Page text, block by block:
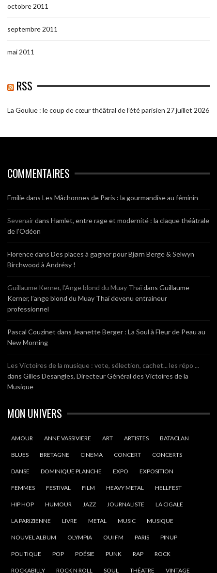
octobre 2011
septembre 2011
mai 2011
RSS
La Goulue : le coup de cœur théâtral de l’été parisien 27 juillet 2026
COMMENTAIRES
Emiliedans Les Mâchonnes de Paris : la gourmandise au féminin
Sevenairdans Hamlet, entre rage et modernité : la claque théâtrale
de l’Odéon
Florencedans Des places à gagner pour Bjørn Berge & Selwyn
Birchwood à Andrésy !
Guillaume Kerner, l’Ange blond du Muay Thaïdans Guillaume
Kerner, l’ange blond du Muay Thaï devenu entraineur
professionnel
Pascal Couzinet dans Jeanette Berger : La Soul à Fleur de Peau au
New Morning
Les Victoires de la musique : vote, sélection, cachet... les répo ...
dans Gilles Desangles, Directeur Général des Victoires de la
Musique
MON UNIVERS
AMOUR ANNE VASSIVIERE ART ARTISTES BATACLAN
BLUES BRETAGNE CINEMA CONCERT CONCERTS
DANSE DOMINIQUE PLANCHE EXPO EXPOSITION
FEMMES FESTIVAL FILM HEAVY METAL HELLFEST
HIP HOP HUMOUR JAZZ JOURNALISTE LA CIGALE
LA PARIZIENNE LIVRE METAL MUSIC MUSIQUE
NOUVEL ALBUM OLYMPIA OUI FM PARIS PINUP
POLITIQUE POP POÉSIE PUNK RAP ROCK
ROCKABILLY ROCK N ROLL SOUL THÉATRE VINTAGE